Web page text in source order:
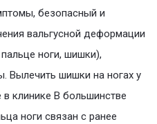
безопасный и
вальгусной деформации
ноги, шишки),
Вылечить шишки на ногах у
клинике В большинстве
ноги связан с ранее